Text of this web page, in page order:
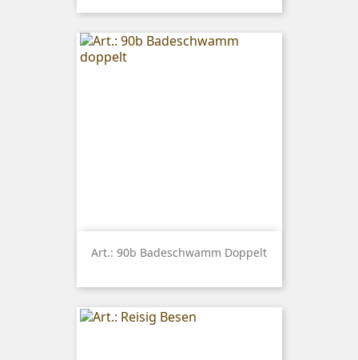
Art.: 90b Badeschwamm Doppelt